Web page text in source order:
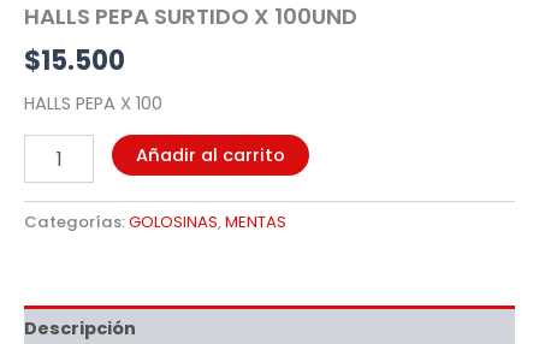
HALLS PEPA SURTIDO X 100UND
$15.500
HALLS PEPA X 100
Añadir al carrito
Categorías:GOLOSINAS,MENTAS
Descripción